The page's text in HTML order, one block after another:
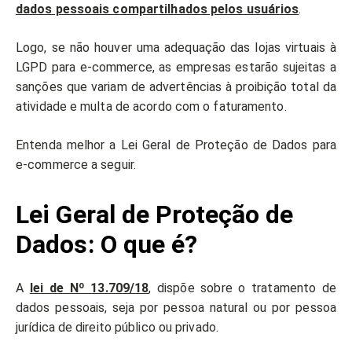
dados pessoais compartilhados pelos usuários.
Logo, se não houver uma adequação das lojas virtuais à
LGPD para e-commerce, as empresas estarão sujeitas a
sanções que variam de advertências à proibição total da
atividade e multa de acordo com o faturamento.
Entenda melhor a Lei Geral de Proteção de Dados para
e-commerce a seguir.
Lei Geral de Proteção de
Dados: O que é?
A lei de Nº 13.709/18, dispõe sobre o tratamento de
dados pessoais, seja por pessoa natural ou por pessoa
jurídica de direito público ou privado.